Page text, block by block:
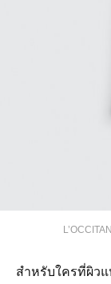
สำหรับใครที่ผิว